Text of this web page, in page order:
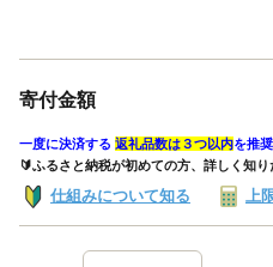
寄付金額
一度に決済する 返礼品数は３つ以内を推
🔰ふるさと納税が初めての方、詳しく知り
仕組みについて知る 上